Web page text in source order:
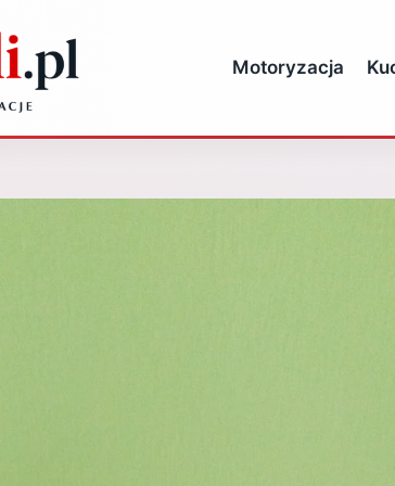
Motoryzacja